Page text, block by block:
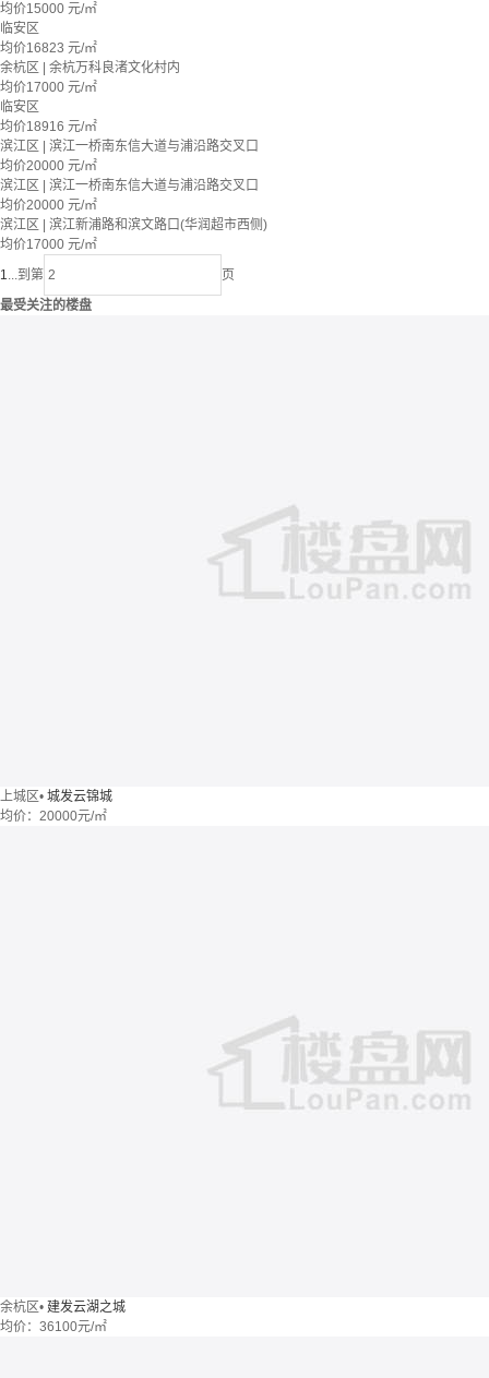
均价15000 元/㎡
临安区
均价16823 元/㎡
余杭区 | 余杭万科良渚文化村内
均价17000 元/㎡
临安区
均价18916 元/㎡
滨江区 | 滨江一桥南东信大道与浦沿路交叉口
均价20000 元/㎡
滨江区 | 滨江一桥南东信大道与浦沿路交叉口
均价20000 元/㎡
滨江区 | 滨江新浦路和滨文路口(华润超市西侧)
均价17000 元/㎡
1...到第
页
最受关注的楼盘
上城区• 城发云锦城
均价： 20000元/㎡
余杭区• 建发云湖之城
均价： 36100元/㎡